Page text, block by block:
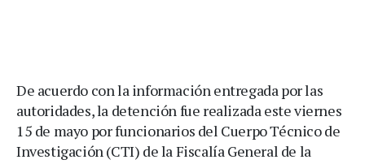
De acuerdo con la información entregada por las
autoridades, la detención fue realizada este viernes
15 de mayo por funcionarios del Cuerpo Técnico de
Investigación (CTI) de la Fiscalía General de la